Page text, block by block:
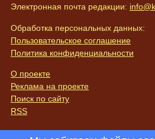
Электронная почта редакции:
Обработка персональных данных:
Пользовательское соглашение
Политика конфиденциальности
О проекте
Реклама на проекте
Поиск по сайту
RSS